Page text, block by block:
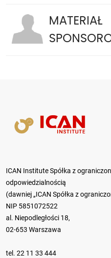
MATERIAŁ
ICAN Institute Spółka z
odpowiedzialnością
(dawniej „ICAN Spółka z
NIP 5851072522
al. Niepodległości 18,
02-653 Warszawa
tel. 22 11 33 444